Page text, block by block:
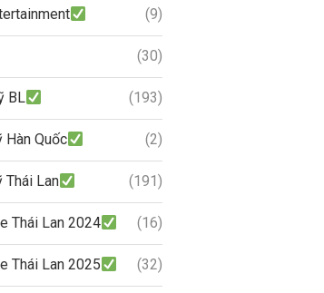
(9)
(30)
BL (193)
Hàn Quốc (2)
Thái Lan (191)
Thái Lan 2024 (16)
Thái Lan 2025 (32)